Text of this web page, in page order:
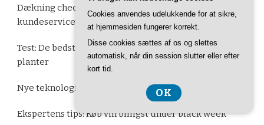
Dækning check: Hvorfor det er afgørende for
kundeservice
Test: De bedste grolys på markedet til hjemmets
planter
Nye teknologier åbner døre for ordblinde
Ekspertens tips: Køb vin billigst under black week
Cookies anvendes udelukkende for at sikre,
at hjemmesiden fungerer korrekt.
Disse cookies sættes af os og slettes
automatisk, når din session slutter eller efter
kort tid.
OK